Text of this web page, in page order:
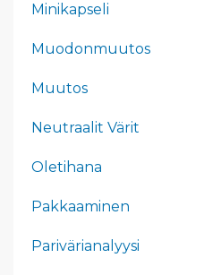
Minikapseli
Muodonmuutos
Muutos
Neutraalit Värit
Oletihana
Pakkaaminen
Parivärianalyysi